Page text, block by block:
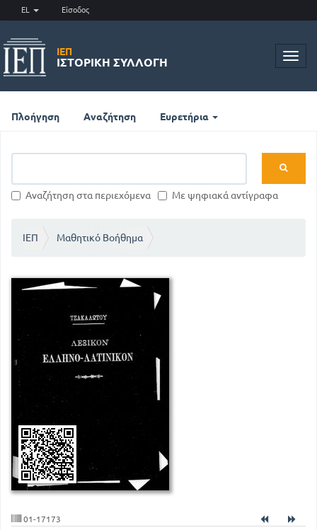
EL Είσοδος
ΙΕΠ
ΙΣΤΟΡΙΚΉ ΣΥΛΛΟΓΉ
Πλοήγηση Αναζήτηση Ευρετήρια
Αναζήτηση στα περιεχόμενα Με ψηφιακά αντίγραφα
ΙΕΠ Μαθητικό Βοήθημα
01-17173